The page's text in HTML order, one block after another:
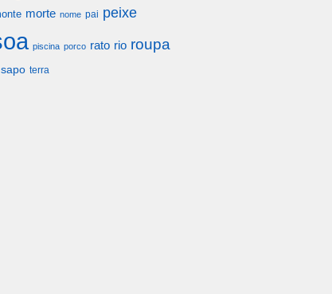
morte nome pai peixe
piscina porco rato rio roupa
sapo terra